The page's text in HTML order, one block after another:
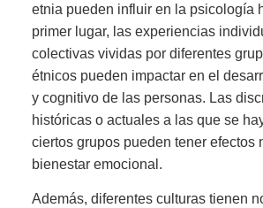
etnia pueden influir en la psicología
primer lugar, las experiencias
colectivas vividas por diferentes
étnicos pueden impactar en el
y cognitivo de las personas. Las
históricas o actuales a las que se
ciertos grupos pueden tener efectos
bienestar emocional.
Además, diferentes culturas tienen